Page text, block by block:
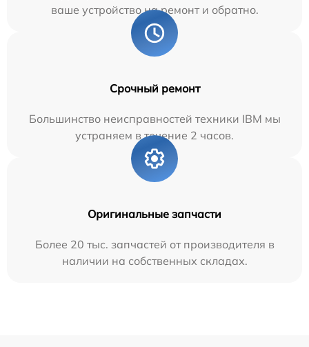
ваше устройство на ремонт и обратно.
Срочный ремонт
Большинство неисправностей техники IBM мы
устраняем в течение 2 часов.
Оригинальные запчасти
Более 20 тыс. запчастей от производителя в
наличии на собственных складах.